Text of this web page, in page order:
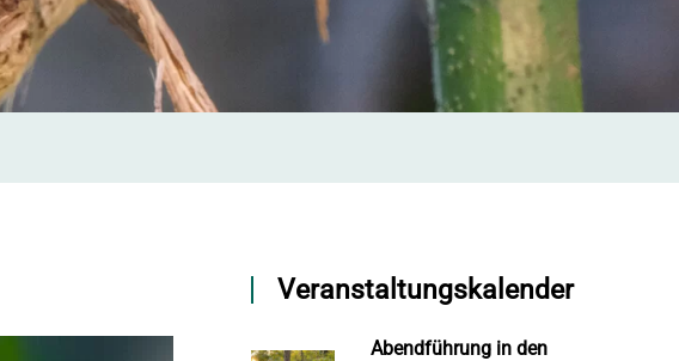
Veranstaltungskalender
Abendführung in den